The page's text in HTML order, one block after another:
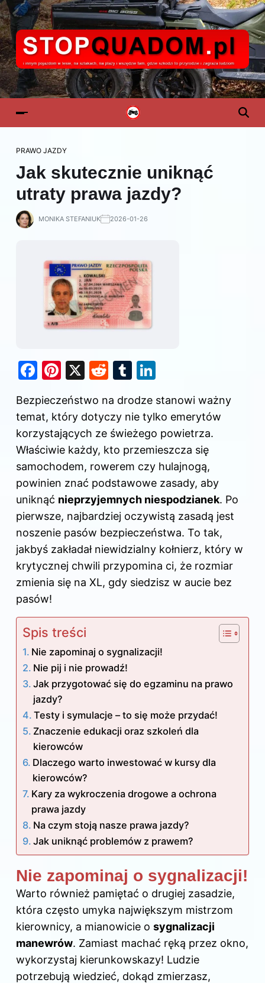
PRAWO JAZDY
Jak skutecznie uniknąć
utraty prawa jazdy?
MONIKA STEFANIUK 2026-01-26
F
c
e
b
o
o
k
Pi
er
e
st
X
R
d
di
t
T
m
bl
r
k
e
dI
n
Bezpieczeństwo na drodze stanowi ważny
temat, który dotyczy nie tylko emerytów
korzystających ze świeżego powietrza.
Właściwie każdy, kto przemieszcza się
samochodem, rowerem czy hulajnogą,
powinien znać podstawowe zasady, aby
uniknąć nieprzyjemnych niespodzianek. Po
pierwsze, najbardziej oczywistą zasadą jest
noszenie pasów bezpieczeństwa. To tak,
jakbyś zakładał niewidzialny kołnierz, który w
krytycznej chwili przypomina ci, że rozmiar
zmienia się na XL, gdy siedzisz w aucie bez
pasów!
Spis treści
Nie zapominaj o sygnalizacji!
Nie pij i nie prowadź!
Jak przygotować się do egzaminu na prawo
jazdy?
Testy i symulacje – to się może przydać!
Znaczenie edukacji oraz szkoleń dla
kierowców
Dlaczego warto inwestować w kursy dla
kierowców?
Kary za wykroczenia drogowe a ochrona
prawa jazdy
Na czym stoją nasze prawa jazdy?
Jak uniknąć problemów z prawem?
Nie zapominaj o sygnalizacji!
Warto również pamiętać o drugiej zasadzie,
która często umyka największym mistrzom
kierownicy, a mianowicie o sygnalizacji
manewrów. Zamiast machać ręką przez okno,
wykorzystaj kierunkowskazy! Ludzie
potrzebują wiedzieć, dokąd zmierzasz,